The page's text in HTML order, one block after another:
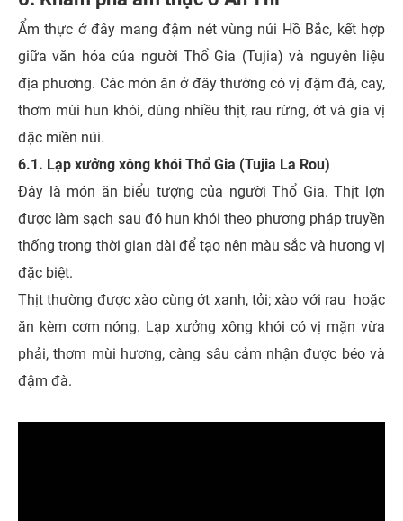
Ẩm thực ở đây mang đậm nét vùng núi Hồ Bắc, kết hợp
giữa văn hóa của người Thổ Gia (Tujia) và nguyên liệu
địa phương. Các món ăn ở đây thường có vị đậm đà, cay,
thơm mùi hun khói, dùng nhiều thịt, rau rừng, ớt và gia vị
đặc miền núi.
6.1. Lạp xưởng xông khói Thổ Gia (Tujia La Rou)
Đây là món ăn biểu tượng của người Thổ Gia. Thịt lợn
được làm sạch sau đó hun khói theo phương pháp truyền
thống trong thời gian dài để tạo nên màu sắc và hương vị
đặc biệt.
Thịt thường được xào cùng ớt xanh, tỏi; xào với rau hoặc
ăn kèm cơm nóng. Lạp xưởng xông khói có vị mặn vừa
phải, thơm mùi hương, càng sâu cảm nhận được béo và
đậm đà.